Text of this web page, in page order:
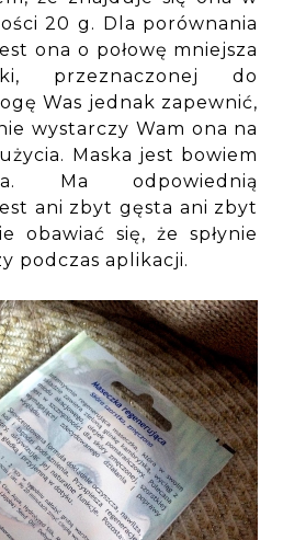
20 g. Dla porównania
ona o połowę mniejsza
przeznaczonej do
Was jednak zapewnić,
wystarczy Wam ona na
Maska jest bowiem
Ma odpowiednią
ani zbyt gęsta ani zbyt
obawiać się, że spłynie
podczas aplikacji.